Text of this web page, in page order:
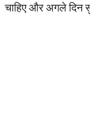
चाहिए और अगले दिन